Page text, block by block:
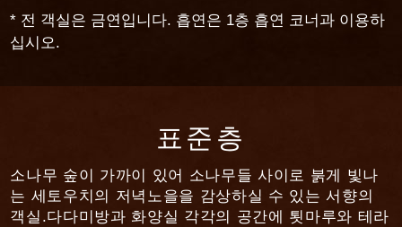
* 전 객실은 금연입니다. 흡연은 1층 흡연 코너과 이용하
십시오.
표준층
소나무 숲이 가까이 있어 소나무들 사이로 붉게 빛나
는 세토우치의 저녁노을을 감상하실 수 있는 서향의
객실.다다미방과 화양실 각각의 공간에 툇마루와 테라